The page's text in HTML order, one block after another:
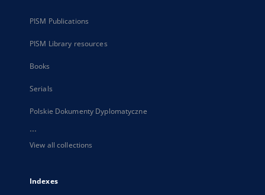
PISM Publications
PISM Library resources
Books
Serials
Polskie Dokumenty Dyplomatyczne
...
View all collections
Indexes